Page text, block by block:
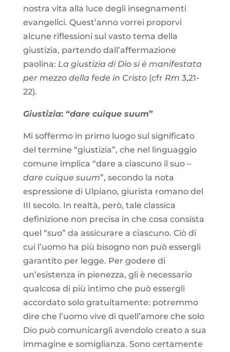
nostra vita alla luce degli insegnamenti
evangelici. Quest’anno vorrei proporvi
alcune riflessioni sul vasto tema della
giustizia, partendo dall’affermazione
paolina: La giustizia di Dio si è manifestata
per mezzo della fede in Cristo(cfr Rm 3,21-
22).
Giustizia: “dare cuique suum”
Mi soffermo in primo luogo sul significato
del termine “giustizia”, che nel linguaggio
comune implica “dare a ciascuno il suo –
dare cuique suum”, secondo la nota
espressione di Ulpiano, giurista romano del
III secolo. In realtà, però, tale classica
definizione non precisa in che cosa consista
quel “suo” da assicurare a ciascuno. Ciò di
cui l’uomo ha più bisogno non può essergli
garantito per legge. Per godere di
un’esistenza in pienezza, gli è necessario
qualcosa di più intimo che può essergli
accordato solo gratuitamente: potremmo
dire che l’uomo vive di quell’amore che solo
Dio può comunicargli avendolo creato a sua
immagine e somiglianza. Sono certamente